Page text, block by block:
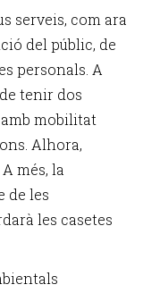
serveis, com ara
del públic, de
personals. A
tenir dos
mobilitat
Alhora,
més, la
de les
les casetes